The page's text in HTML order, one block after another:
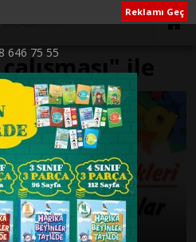
Reklamı Geç
646 75 55
ile